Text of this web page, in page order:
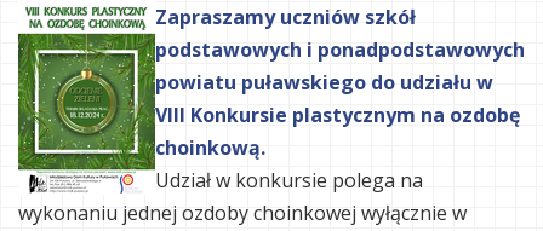
Zapraszamy uczniów szkół
podstawowych i ponadpodstawowych
powiatu puławskiego do udziału w
VIII Konkursie plastycznym na ozdobę
choinkową.
Udział w konkursie polega na
wykonaniu jednej ozdoby choinkowej wyłącznie w